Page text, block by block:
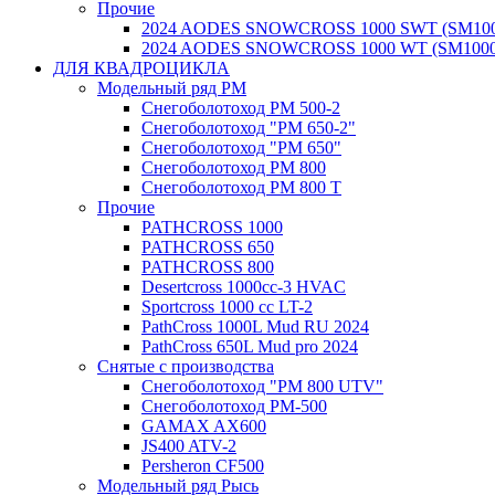
Прочие
2024 AODES SNOWCROSS 1000 SWT
2024 AODES SNOWCROSS 1000 WT
ДЛЯ КВАДРОЦИКЛА
Модельный ряд РМ
Снегоболотоход РМ 500-2
Снегоболотоход "РМ 650-2"
Снегоболотоход "РМ 650"
Снегоболотоход РМ 800
Снегоболотоход РМ 800 Т
Прочие
PATHCROSS 1000
PATHCROSS 650
PATHCROSS 800
Desertcross 1000cc-3 HVAC
Sportcross 1000 cc LT-2
PathCross 1000L Mud RU 2024
PathCross 650L Mud pro 2024
Снятые с производства
Снегоболотоход "РМ 800 UTV"
Снегоболотоход РМ-500
GAMAX AX600
JS400 ATV-2
Persheron CF500
Модельный ряд Рысь